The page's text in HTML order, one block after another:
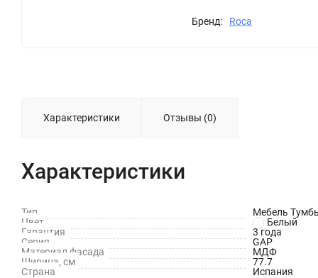
Бренд: Roca
Характеристики Отзывы (0)
Характеристики
Тип
Мебель
Цвет
Белый
Гарантия
3 года
Серия
GAP
Материал фасада
МДФ
Ширина, см
77.7
Страна
Испания